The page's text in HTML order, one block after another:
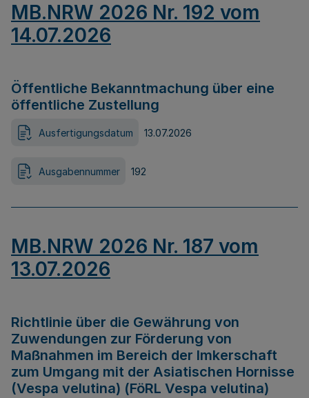
MB.NRW 2026 Nr. 192 vom
14.07.2026
Öffentliche Bekanntmachung über eine
öffentliche Zustellung
Ausfertigungsdatum 13.07.2026
Ausgabennummer 192
MB.NRW 2026 Nr. 187 vom
13.07.2026
Richtlinie über die Gewährung von
Zuwendungen zur Förderung von
Maßnahmen im Bereich der Imkerschaft
zum Umgang mit der Asiatischen Hornisse
(Vespa velutina) (FöRL Vespa velutina)